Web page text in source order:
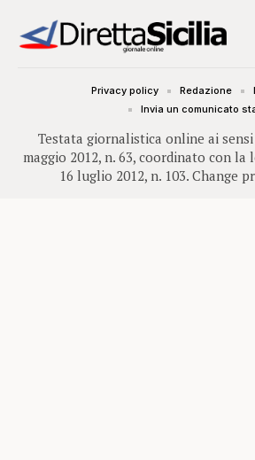
Testata giornalistica online ai
maggio 2012, n. 63, coordinato con la
16 luglio 2012, n. 103. Change
Privacy policy Redazione
Invia un comunicato